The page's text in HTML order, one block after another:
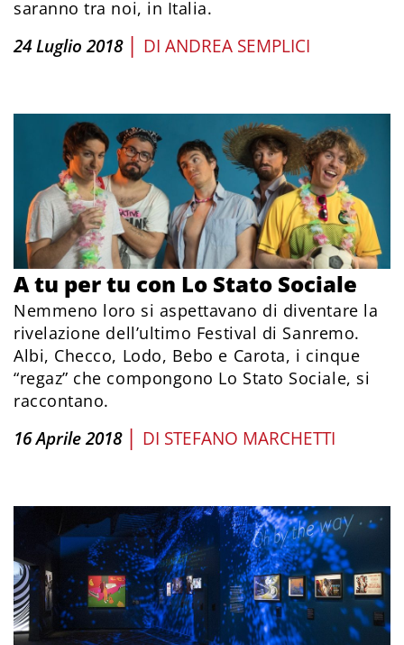
saranno tra noi, in Italia.
24 Luglio 2018 | DI ANDREA SEMPLICI
A tu per tu con Lo Stato Sociale
Nemmeno loro si aspettavano di diventare la
rivelazione dell’ultimo Festival di Sanremo.
Albi, Checco, Lodo, Bebo e Carota, i cinque
“regaz” che compongono Lo Stato Sociale, si
raccontano.
16 Aprile 2018 | DI STEFANO MARCHETTI